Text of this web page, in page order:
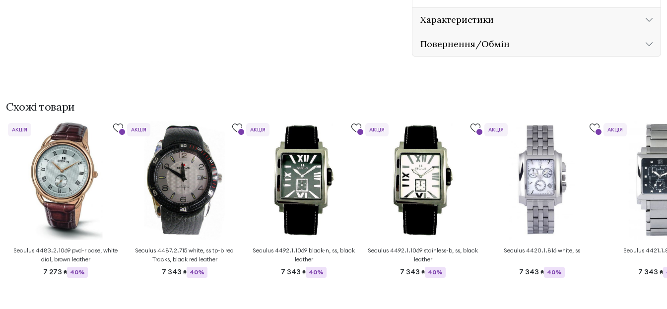
Характеристики
Повернення/Обмін
Схожі товари
Seculus 4483.2.1069 pvd-r case, white
dial, brown leather
7 273 ₴ 40%
АКЦІЯ
Seculus 4487.2.715 white, ss tp-b red
Tracks, black red leather
7 343 ₴ 40%
АКЦІЯ
Seculus 4492.1.1069 black-n, ss, black
leather
7 343 ₴ 40%
АКЦІЯ
Seculus 4492.1.1069 stainless-b, ss, black
leather
7 343 ₴ 40%
АКЦІЯ
Seculus 4420.1.816 white, ss
7 343 ₴ 40%
АКЦІЯ
Seculus
7 343 ₴
АКЦІЯ